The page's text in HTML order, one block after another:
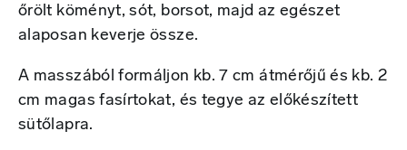
őrölt köményt, sót, borsot, majd az egészet
alaposan keverje össze.
A masszából formáljon kb. 7 cm átmérőjű és kb. 2
cm magas fasírtokat, és tegye az előkészített
sütőlapra.